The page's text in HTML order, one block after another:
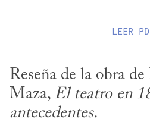
LEER
Reseña de la obra
Maza, El teatro en
antecedentes.